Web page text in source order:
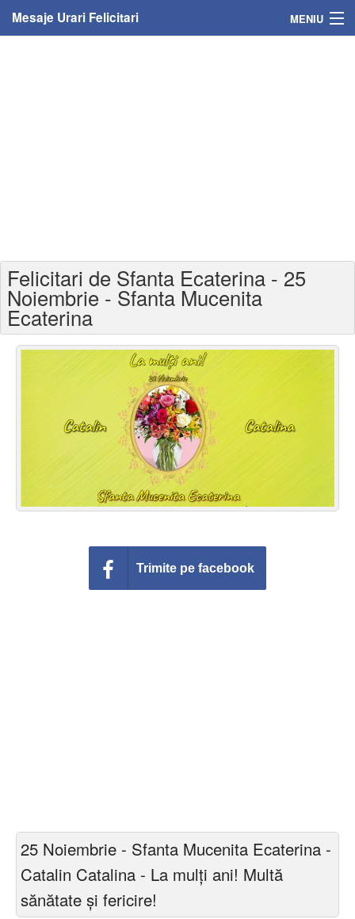
Mesaje Urari Felicitari MENIU
Felicitari varsta
Felicitari zilele anului
Felicitari zile saptamana
Felicitari muzicale personalizate
Felicitari animate
Invitatii personalizate
Felicitari de Sfanta Ecaterina - 25
Noiembrie - Sfanta Mucenita
Ecaterina
Trimite pe facebook
25 Noiembrie - Sfanta Mucenita Ecaterina -
Catalin Catalina - La mulți ani! Multă
sănătate și fericire!